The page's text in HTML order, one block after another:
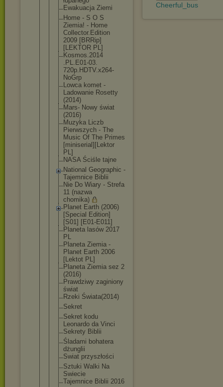
Ewakuacja Ziemi
Home - S O S
Ziemia! - Home
Collector.Edition
2009 [BRRip]
[LEKTOR PL]
Kosmos.2014
.PL.E01-03.
720p.HDTV.x264-
NoGrp
Lowca komet -
Ladowanie Rosetty
(2014)
Mars- Nowy świat
(2016)
Muzyka Liczb
Pierwszych - The
Music Of The Primes
[miniserial ][Lektor
PL]
NASA Ściśle tajne
National Geographic -
Tajemnice Biblii
Nie Do Wiary - Strefa
11 (nazwa
chomika)
Planet Earth (2006)
[Special Edition]
[S01] [E01-E011]
Planeta lasów 2017
PL
Planeta Ziemia -
Planet Earth 2006
[Lektot PL]
Planeta Ziemia sez 2
(2016)
Prawdziwy zaginiony
świat
Rzeki Świata(2014)
Sekret
Sekret kodu
Leonardo da Vinci
Sekrety Biblii
Śladami bohatera
dżunglii
Swiat przyszłości
Sztuki Walki Na
Swiecie
Tajemnice Biblii 2016
Cheerful_bus